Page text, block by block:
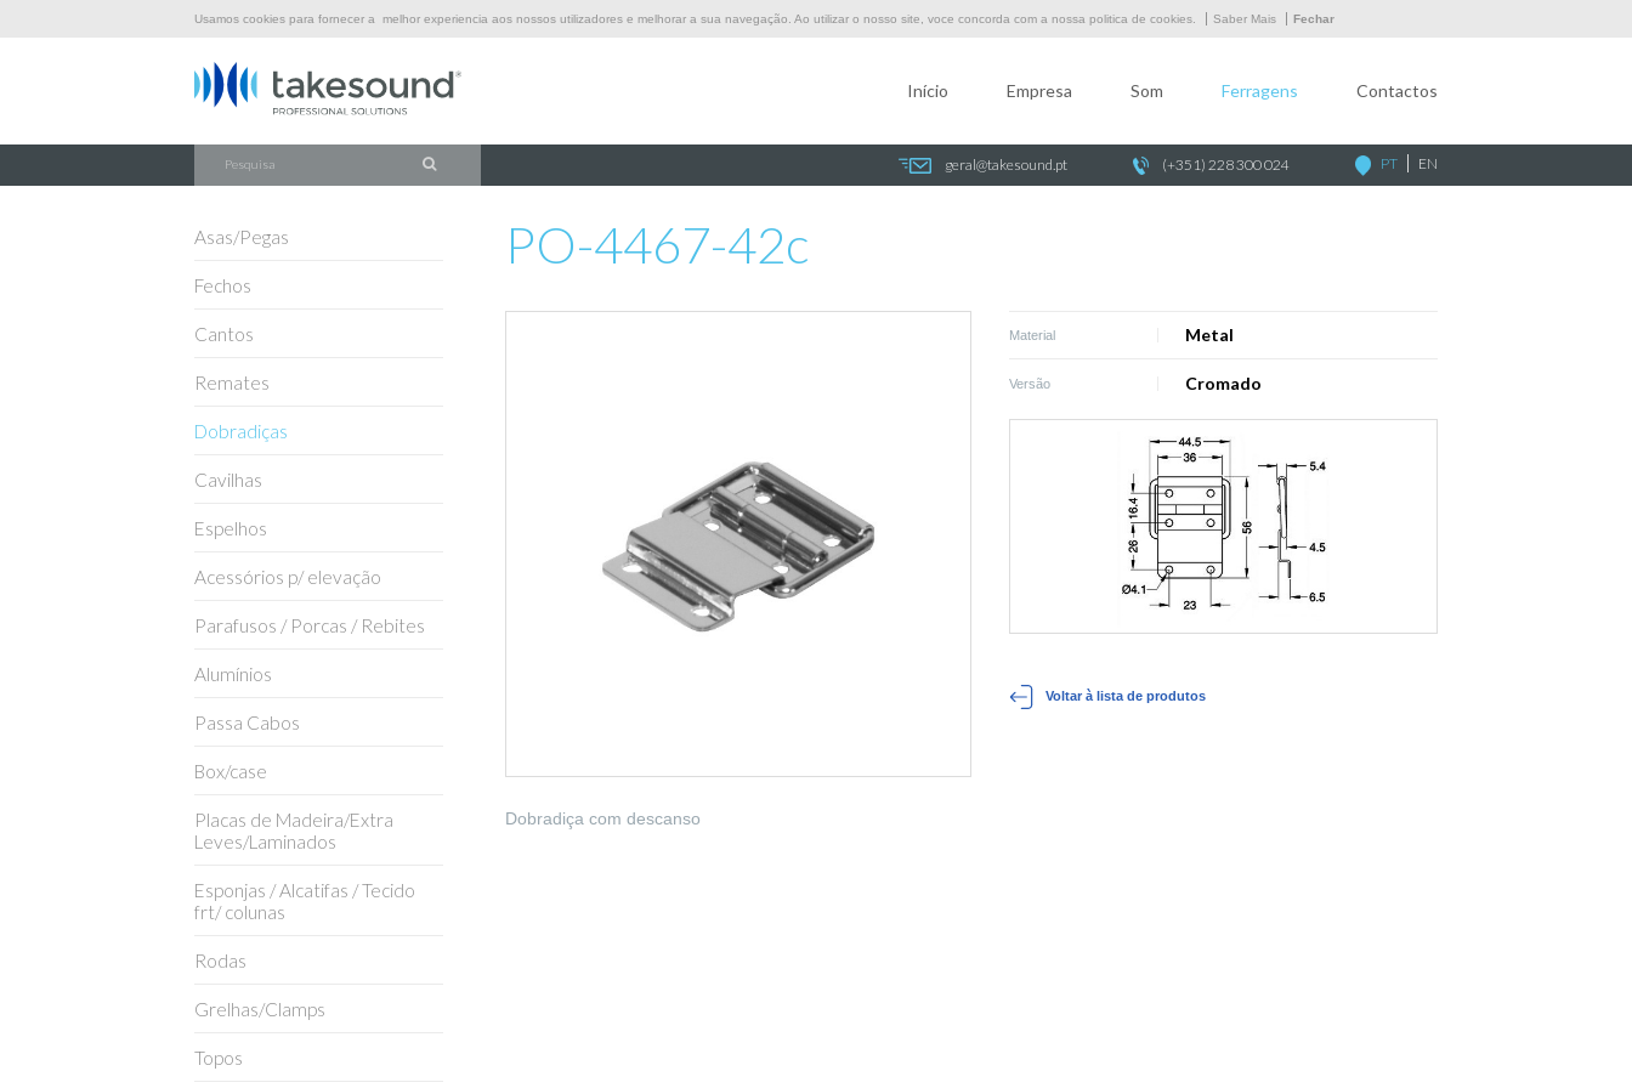
Usamos cookies para fornecer a melhor experiencia aos nossos utilizadores e melhorar a sua navegação. Ao utilizar o nosso site, voce concorda com a nossa politica de cookies. Saber Mais Fechar
Contactos
Início Empresa Som Ferragens Contactos
geral@takesound.pt (+351) 228 300 024 PT EN
INÍCIO \ FERRAGENS PO-4467-42C
PO-4467-42c
Material Metal
Versão Cromado
Voltar à lista de produtos
Dobradiça com descanso
Asas/Pegas
Fechos
Cantos
Remates
Dobradiças
Cavilhas
Espelhos
Acessórios p/ elevação
Parafusos / Porcas / Rebites
Alumínios
Passa Cabos
Box/case
Placas de Madeira/Extra
Leves/Laminados
Esponjas / Alcatifas / Tecido
frt/ colunas
Rodas
Grelhas/Clamps
Topos